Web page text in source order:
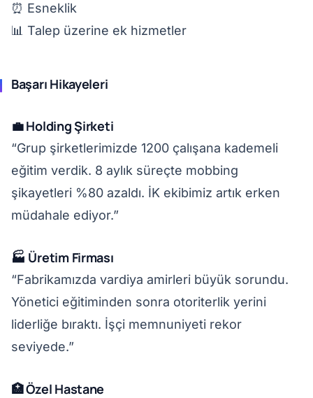
⏰ Esneklik
📊 Talep üzerine ek hizmetler
Başarı Hikayeleri
💼 Holding Şirketi
“Grup şirketlerimizde 1200 çalışana kademeli
eğitim verdik. 8 aylık süreçte mobbing
şikayetleri %80 azaldı. İK ekibimiz artık erken
müdahale ediyor.”
🏭 Üretim Firması
“Fabrikamızda vardiya amirleri büyük sorundu.
Yönetici eğitiminden sonra otoriterlik yerini
liderliğe bıraktı. İşçi memnuniyeti rekor
seviyede.”
🏥 Özel Hastane